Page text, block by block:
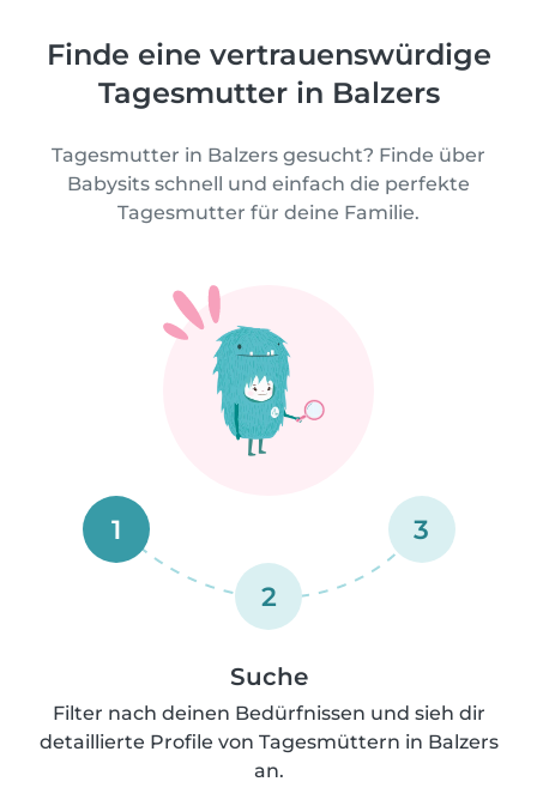
Finde eine vertrauenswürdige
Tagesmutter in Balzers
Tagesmutter in Balzers gesucht? Finde über
Babysits schnell und einfach die perfekte
Tagesmutter für deine Familie.
1
2
3
Suche
Filter nach deinen Bedürfnissen und sieh dir
detaillierte Profile von Tagesmüttern in Balzers
an.